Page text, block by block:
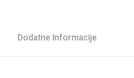
Dodatne Informacije